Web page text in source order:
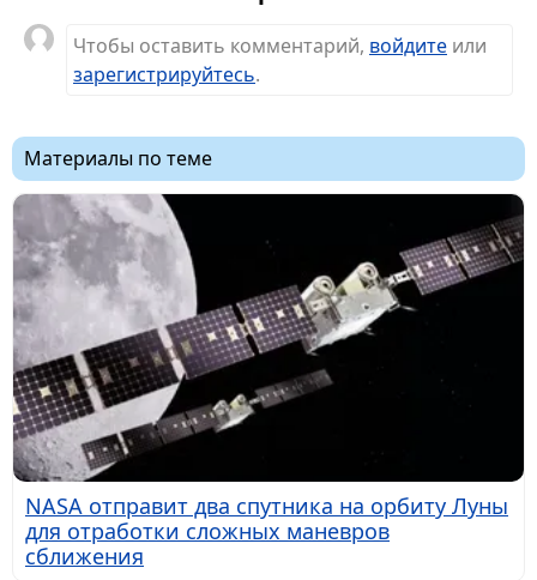
Чтобы оставить комментарий, войдите или
зарегистрируйтесь.
Материалы по теме
NASA отправит два спутника на орбиту Луны
для отработки сложных маневров
сближения